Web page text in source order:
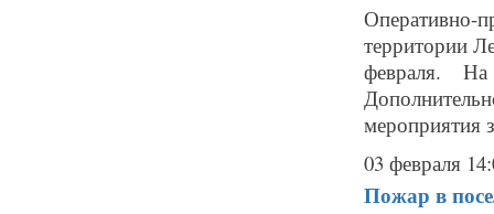
Оперативно-
территории
февраля.
мероприятия
03 февраля
Пожар в